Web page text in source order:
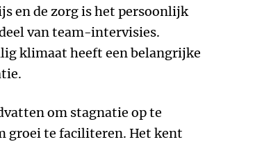
en de zorg is het persoonlijk
van team-intervisies.
klimaat heeft een belangrijke
om stagnatie op te
groei te faciliteren. Het kent